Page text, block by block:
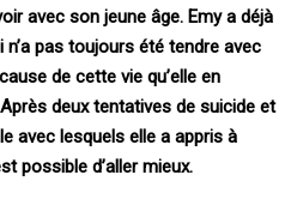
avec son jeune âge. Emy a déjà
n’a pas toujours été tendre avec
de cette vie qu’elle en
deux tentatives de suicide et
avec lesquels elle a appris à
possible d’aller mieux.